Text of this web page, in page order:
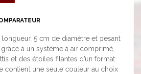
5 cm de diamètre et pesant
à un système à air comprimé,
et des étoiles filantes d’un format
contient une seule couleur au choix